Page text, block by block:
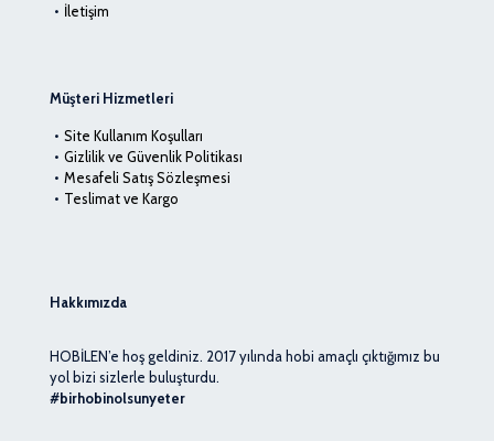
İletişim
Müşteri Hizmetleri
Site Kullanım Koşulları
Gizlilik ve Güvenlik Politikası
Mesafeli Satış Sözleşmesi
Teslimat ve Kargo
Hakkımızda
HOBİLEN’e hoş geldiniz. 2017 yılında hobi amaçlı çıktığımız bu
yol bizi sizlerle buluşturdu.
#birhobinolsunyeter